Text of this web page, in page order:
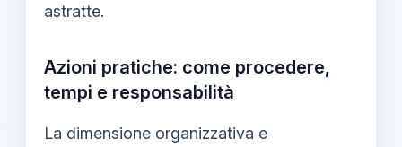
astratte.
Azioni pratiche: come procedere,
tempi e responsabilità
La dimensione organizzativa e